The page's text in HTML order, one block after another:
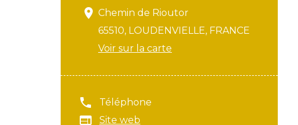
Chemin de Rioutor
65510, LOUDENVIELLE, FRANCE
Voir sur la carte
Téléphone
Site web